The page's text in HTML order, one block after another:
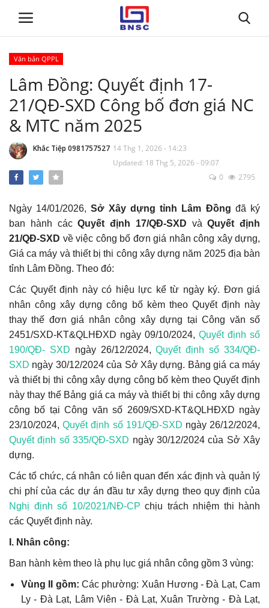
Trang chủ
Tin tức
Tư vấn
Đào Tạo
Văn bản QPPL
Lâm Đồng: Quyết định 17-
21/QĐ-SXD Công bố đơn giá NC
& MTC năm 2025
Khắc Tiệp 0981757527 14 Thg 1, 2026 - 14:23
Updated: 18 Thg 5, 2026 - 09:07
0
2795
Ngày 14/01/2026,Sở Xây dựng tỉnh Lâm Đồng đã ký
ban hành cácQuyết định 17/QĐ-SXD vàQuyết định
21/QĐ-SXD về việc công bố đơn giá nhân công xây dựng,
Giá ca máy và thiết bị thi công xây dựng năm 2025 địa bàn
tỉnh Lâm Đồng. Theo đó:
Các Quyết định này có hiệu lực kể từ ngày ký. Đơn giá
nhân công xây dựng công bố kèm theo Quyết định này
thay thế đơn giá nhân công xây dựng tại Công văn số
2451/SXD-KT&QLHĐXD ngày 09/10/2024, Quyết định số
190/QĐ- SXD ngày 26/12/2024,Quyết định số 334/QĐ-
SXD ngày 30/12/2024 của Sở Xây dựng. Bảng giá ca máy
và thiết bị thi công xây dựng công bố kèm theo Quyết định
này thay thế Bảng giá ca máy và thiết bị thi công xây dựng
công bố tại Công văn số 2609/SXD-KT&QLHĐXD ngày
23/10/2024,Quyết định số 191/QĐ-SXD ngày 26/12/2024,
Quyết định số 335/QĐ-SXD ngày 30/12/2024 của Sở Xây
dựng.
Các tổ chức, cá nhân có liên quan đến xác định và quản lý
chi phí của các dự án đầu tư xây dựng theo quy định của
Nghị định số 10/2021/NĐ-CP chịu trách nhiệm thi hành
các Quyết định này.
I. Nhân công:
Ban hành kèm theo là phụ lục giá nhân công gồm 3 vùng:
Vùng II gồm: Các phường: Xuân Hương - Đà Lạt, Cam
Ly - Đà Lạt, Lâm Viên - Đà Lạt, Xuân Trường - Đà Lạt,